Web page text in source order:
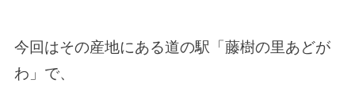
今回はその産地にある道の駅「藤樹の里あどが
わ」で、